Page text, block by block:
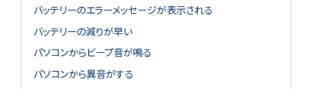
バッテリーのエラーメッセージが表示される
バッテリーの減りが早い
パソコンからビープ音が鳴る
パソコンから異音がする